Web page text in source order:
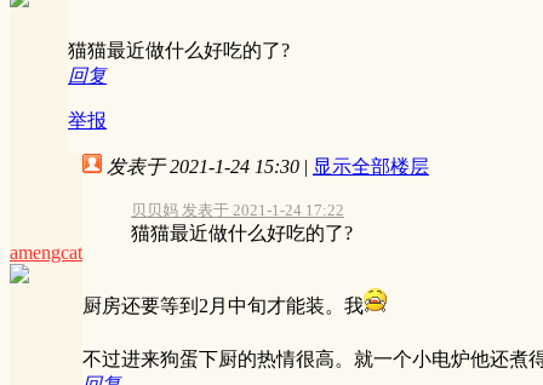
猫猫最近做什么好吃的了?
回复
举报
amengcat
发表于 2021-1-24 15:30 | 显示全部楼层
贝贝妈 发表于 2021-1-24 17:22
猫猫最近做什么好吃的了?
厨房还要等到2月中旬才能装。我
不过进来狗蛋下厨的热情很高。就一个小电炉他还煮